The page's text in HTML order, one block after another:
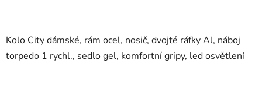
Kolo City dámské, rám ocel, nosič, dvojté ráfky Al, náboj
torpedo 1 rychl., sedlo gel, komfortní gripy, led osvětlení